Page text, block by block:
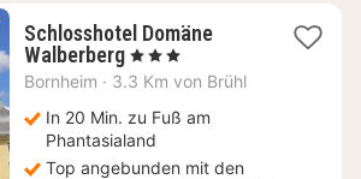
Schlosshotel Domäne
Walberberg1
Nacht
168,30
€
, 3 Sterne
Bornheim · 3.3 Km von Brühl
In 20 Min. zu Fuß am
Phantasialand
Top angebunden mit den